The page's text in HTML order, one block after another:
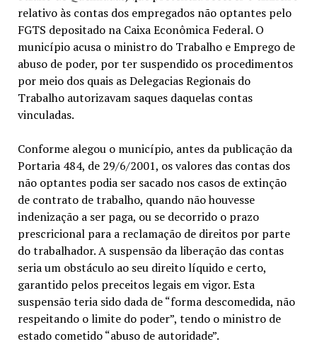
relativo às contas dos empregados não optantes pelo
FGTS depositado na Caixa Econômica Federal. O
município acusa o ministro do Trabalho e Emprego de
abuso de poder, por ter suspendido os procedimentos
por meio dos quais as Delegacias Regionais do
Trabalho autorizavam saques daquelas contas
vinculadas.
Conforme alegou o município, antes da publicação da
Portaria 484, de 29/6/2001, os valores das contas dos
não optantes podia ser sacado nos casos de extinção
de contrato de trabalho, quando não houvesse
indenização a ser paga, ou se decorrido o prazo
prescricional para a reclamação de direitos por parte
do trabalhador. A suspensão da liberação das contas
seria um obstáculo ao seu direito líquido e certo,
garantido pelos preceitos legais em vigor. Esta
suspensão teria sido dada de “forma descomedida, não
respeitando o limite do poder”, tendo o ministro de
estado cometido “abuso de autoridade”.